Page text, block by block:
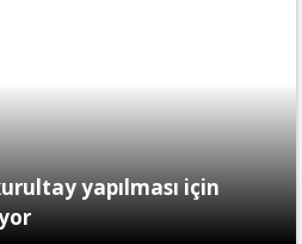
yapılması için